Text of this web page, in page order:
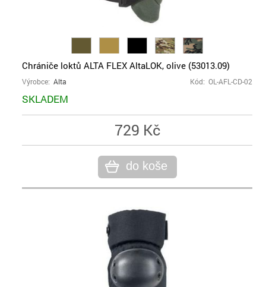
Chrániče loktů ALTA FLEX AltaLOK, olive (53013.09)
Výrobce: Alta Kód: OL-AFL-CD-02
SKLADEM
729 Kč
do koše